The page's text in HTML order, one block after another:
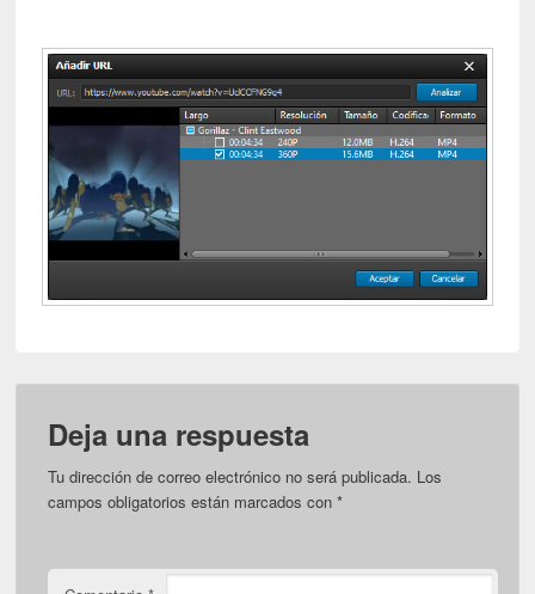
Deja una respuesta
Tu dirección de correo electrónico no será publicada. Los
campos obligatorios están marcados con*